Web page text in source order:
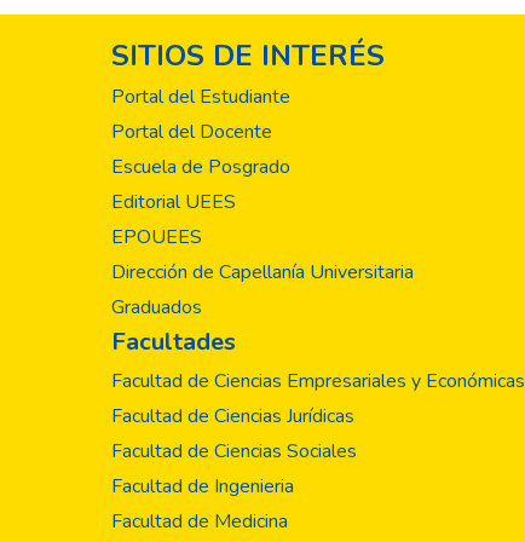
SITIOS DE INTERÉS
Portal del Estudiante
Portal del Docente
Escuela de Posgrado
Editorial UEES
EPOUEES
Dirección de Capellanía Universitaria
Graduados
Facultades
Facultad de Ciencias Empresariales y Económicas
Facultad de Ciencias Jurídicas
Facultad de Ciencias Sociales
Facultad de Ingenieria
Facultad de Medicina